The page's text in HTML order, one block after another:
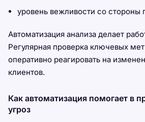
уровень вежливости со стороны
Автоматизация анализа делает
Регулярная проверка ключевых
оперативно реагировать на
клиентов.
Как автоматизация помогает в
угроз